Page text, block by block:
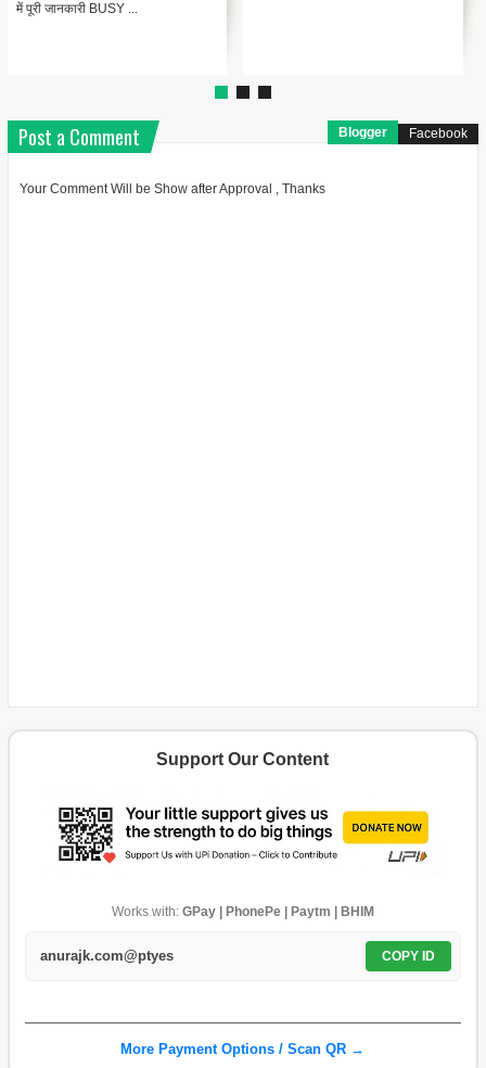
में पूरी जानकारी BUSY ...
Post a Comment Blogger Facebook
Your Comment Will be Show after Approval , Thanks
Support Our Content
Works with: GPay | PhonePe | Paytm | BHIM
anurajk.com@ptyes COPY ID
More Payment Options / Scan QR →